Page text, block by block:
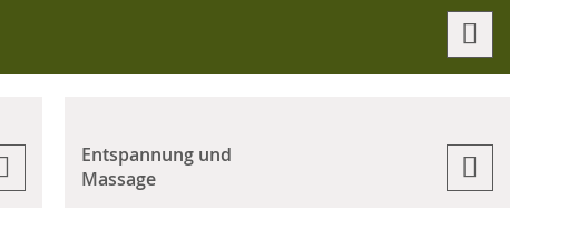
Entspannung und
Massage